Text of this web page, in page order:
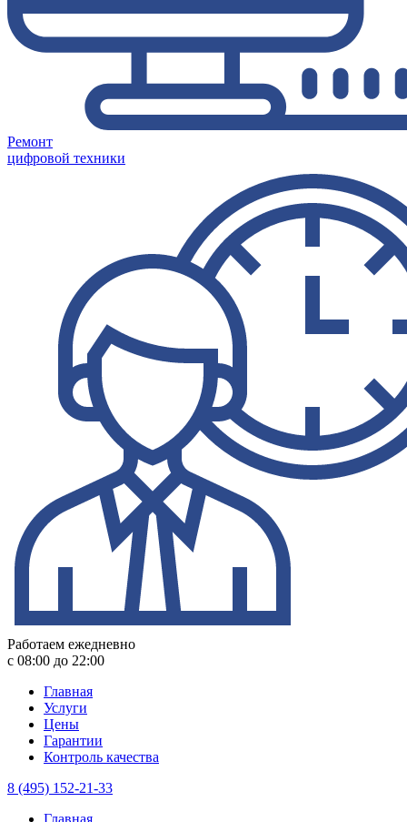
Ремонт
цифровой техники
Работаем ежедневно
с 08:00 до 22:00
Главная
Услуги
Цены
Гарантии
Контроль качества
8 (495) 152-21-33
Главная